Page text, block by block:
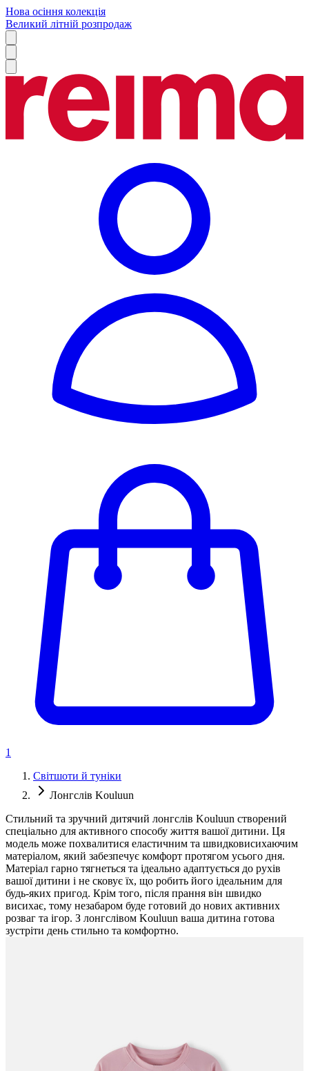
Нова осіння колекція
Великий літній розпродаж
1
Світшоти й туніки
Лонгслів Kouluun
Стильний та зручний дитячий лонгслів Kouluun створений
спеціально для активного способу життя вашої дитини. Ця
модель може похвалитися еластичним та швидковисихаючим
матеріалом, який забезпечує комфорт протягом усього дня.
Матеріал гарно тягнеться та ідеально адаптується до рухів
вашої дитини і не сковує їх, що робить його ідеальним для
будь-яких пригод. Крім того, після прання він швидко
висихає, тому незабаром буде готовий до нових активних
розваг та ігор. З лонгслівом Kouluun ваша дитина готова
зустріти день стильно та комфортно.